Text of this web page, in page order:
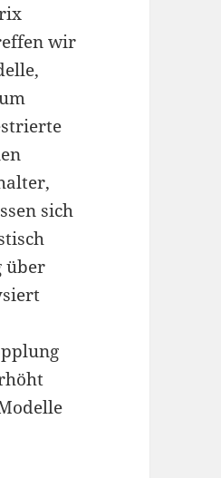
wir
sich
über